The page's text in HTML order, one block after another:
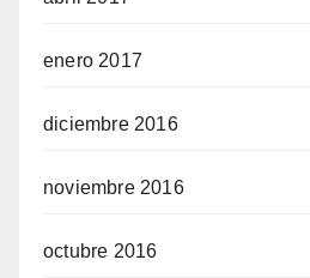
enero 2017
diciembre 2016
noviembre 2016
octubre 2016